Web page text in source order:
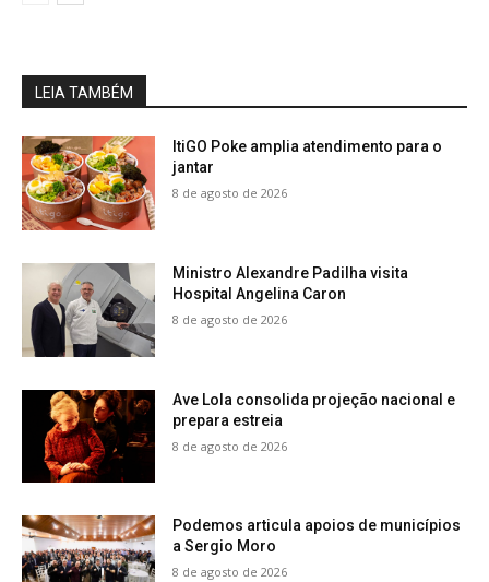
LEIA TAMBÉM
ItiGO Poke amplia atendimento para o
jantar
8 de agosto de 2026
Ministro Alexandre Padilha visita
Hospital Angelina Caron
8 de agosto de 2026
Ave Lola consolida projeção nacional e
prepara estreia
8 de agosto de 2026
Podemos articula apoios de municípios
a Sergio Moro
8 de agosto de 2026